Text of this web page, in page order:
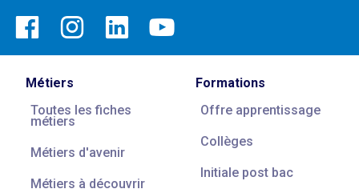
Métiers
Toutes les fiches
métiers
Métiers d'avenir
Métiers à découvrir
Formations
Offre apprentissage
Collèges
Initiale post bac